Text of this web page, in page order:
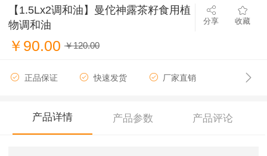
【1.5Lx2调和油】曼佗神露茶籽食用植
物调和油
分享 收藏
￥90.00 ￥120.00
正品保证 快速发货 厂家直销
产品详情 产品参数 产品评论